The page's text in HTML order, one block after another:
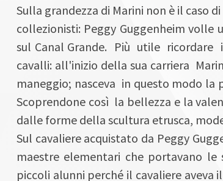
Sulla grandezza di Marini non è il caso
collezionisti: Peggy Guggenheim volle
sul Canal Grande. Più utile
cavalli: all'inizio della sua carriera
maneggio; nasceva in questo modo
Scoprendone così la bellezza e la
dalle forme della scultura etrusca,
Sul cavaliere acquistato da Peggy
maestre elementari che portavano
piccoli alunni perché il cavaliere